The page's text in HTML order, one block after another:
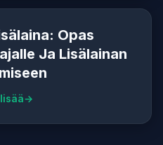
Opas
Ja Lisälainan